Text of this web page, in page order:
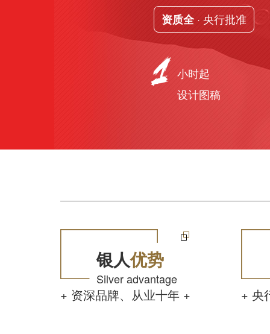
资质全· 央行批准
小时起
设计图稿
银人优势
Silver advantage
+ 资深品牌、从业十年 + + 央